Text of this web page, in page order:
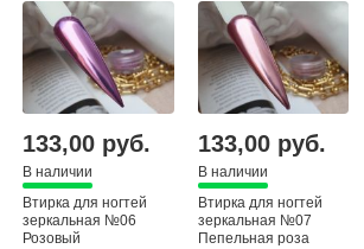
133,00 руб.
В наличии
Втирка для ногтей
зеркальная №06
Розовый
133,00 руб.
В наличии
Втирка для ногтей
зеркальная №07
Пепельная роза